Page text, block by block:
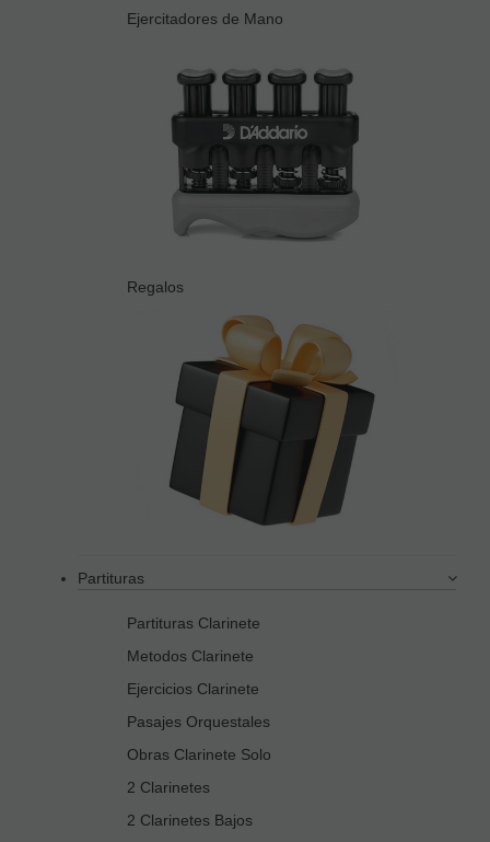
Ejercitadores de Mano
Regalos
Partituras
Partituras Clarinete
Metodos Clarinete
Ejercicios Clarinete
Pasajes Orquestales
Obras Clarinete Solo
2 Clarinetes
2 Clarinetes Bajos